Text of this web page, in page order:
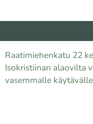
Raatimiehenkatu 22
Isokristiinan alaovilta
vasemmalle